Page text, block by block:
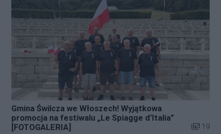
Gmina Świlcza we Włoszech! Wyjątkowa
promocja na festiwalu „Le Spiagge d’Italia”
[FOTOGALERIA]
Liczba
19